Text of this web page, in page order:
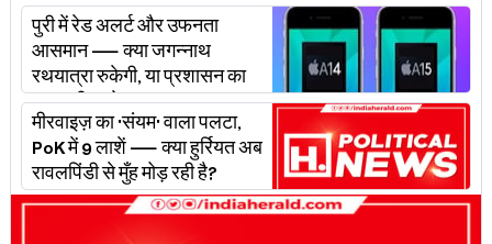
पुरी में रेड अलर्ट और उफनता
आसमान — क्या जगन्नाथ
रथयात्रा रुकेगी, या प्रशासन का
'प्लान बी' चलेगा?
मीरवाइज़ का 'संयम' वाला पलटा,
PoK में 9 लाशें — क्या हुर्रियत अब
रावलपिंडी से मुँह मोड़ रही है?